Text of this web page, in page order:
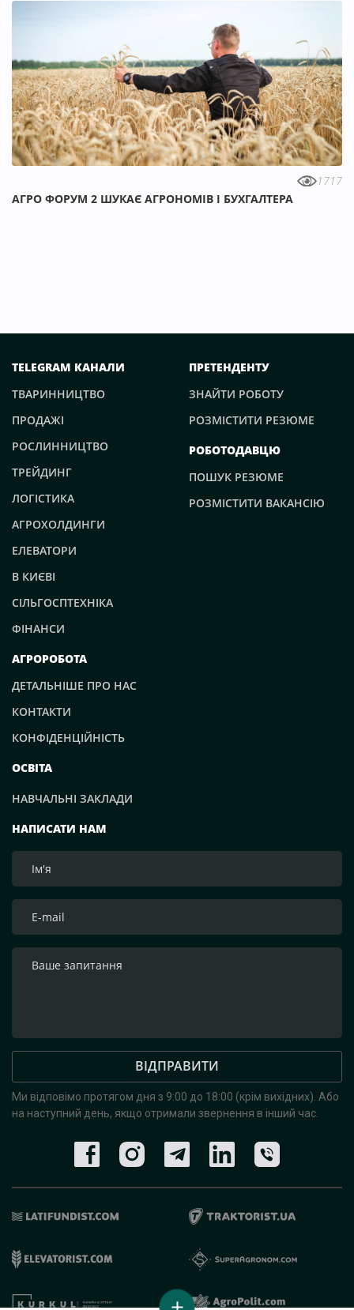
1717
АГРО ФОРУМ 2 ШУКАЄ АГРОНОМІВ І БУХГАЛТЕРА
НАПИСАТИ НАМ
ВІДПРАВИТИ
Ми відповімо протягом дня з 9:00 до 18:00 (крім вихідних). Або
на наступний день, якщо отримали звернення в інший час.
TELEGRAM КАНАЛИ
ТВАРИННИЦТВО
ПРОДАЖІ
РОСЛИННИЦТВО
ТРЕЙДИНГ
ЛОГІСТИКА
АГРОХОЛДИНГИ
ЕЛЕВАТОРИ
В КИЄВІ
СІЛЬГОСПТЕХНІКА
ФІНАНСИ
ПРЕТЕНДЕНТУ
ЗНАЙТИ РОБОТУ
РОЗМІСТИТИ РЕЗЮМЕ
РОБОТОДАВЦЮ
ПОШУК РЕЗЮМЕ
РОЗМІСТИТИ ВАКАНСІЮ
АГРОРОБОТА
ДЕТАЛЬНІШЕ ПРО НАС
КОНТАКТИ
КОНФІДЕНЦІЙНІСТЬ
ОСВІТА
НАВЧАЛЬНІ ЗАКЛАДИ